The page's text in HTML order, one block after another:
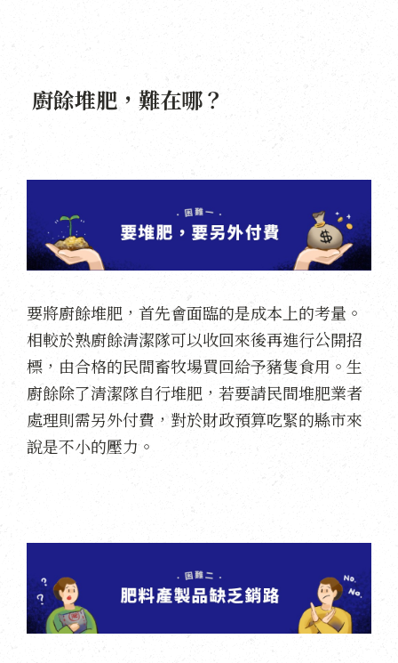
廚餘堆肥，難在哪？
要將廚餘堆肥，首先會面臨的是成本上的考量。
相較於熟廚餘清潔隊可以收回來後再進行公開招
標，由合格的民間畜牧場買回給予豬隻食用。生
廚餘除了清潔隊自行堆肥，若要請民間堆肥業者
處理則需另外付費，對於財政預算吃緊的縣市來
說是不小的壓力。